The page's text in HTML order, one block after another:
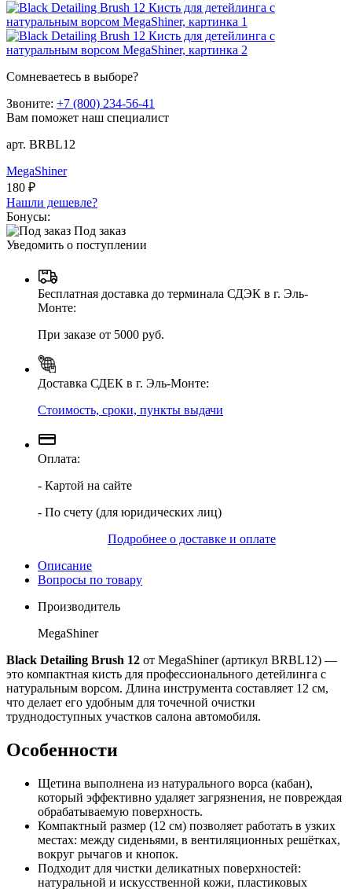
Сомневаетесь в выборе?
Звоните: +7 (800) 234-56-41
Вам поможет наш специалист
арт. BRBL12
MegaShiner
180 ₽
Нашли дешевле?
Бонусы:
Под заказ
Уведомить о поступлении
Бесплатная доставка до терминала СДЭК в г. Эль-
Монте:
При заказе от 5000 руб.
Доставка СДЕК в г. Эль-Монте:
Стоимость, сроки, пункты выдачи
Оплата:
- Картой на сайте
- По счету (для юридических лиц)
Подробнее о доставке и оплате
Описание
Вопросы по товару
Производитель
MegaShiner
Black Detailing Brush 12 от MegaShiner (артикул BRBL12) —
это компактная кисть для профессионального детейлинга с
натуральным ворсом. Длина инструмента составляет 12 см,
что делает его удобным для точечной очистки
труднодоступных участков салона автомобиля.
Особенности
Щетина выполнена из натурального ворса (кабан),
который эффективно удаляет загрязнения, не повреждая
обрабатываемую поверхность.
Компактный размер (12 см) позволяет работать в узких
местах: между сиденьями, в вентиляционных решётках,
вокруг рычагов и кнопок.
Подходит для чистки деликатных поверхностей:
натуральной и искусственной кожи, пластиковых